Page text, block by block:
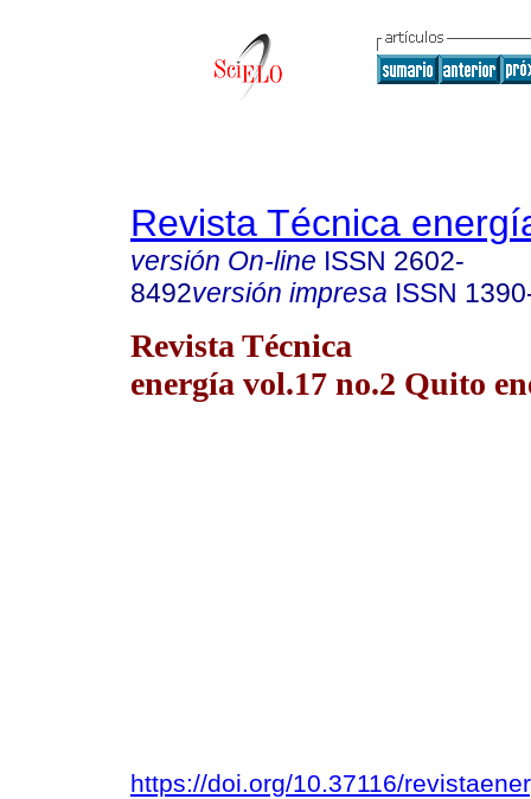
Revista Técnica
versión On-line ISSN 2602-
8492versión impresa ISSN
Revista Técnica
energía vol.17 no.2 Quito
https://doi.org/10.37116/